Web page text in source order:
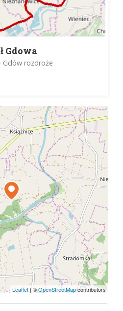
Gdowa
Gdów rozdroże
Leaflet | ©OpenStreetMapcontributors